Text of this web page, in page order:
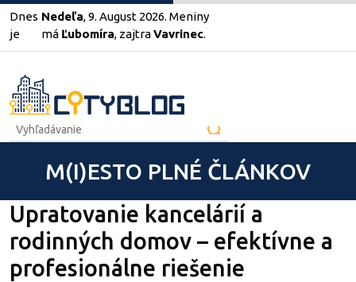
Dnes
je
Nedeľa, 9. August 2026. Meniny
má Ľubomíra, zajtraVavrinec.
M(I)ESTO PLNÉ ČLÁNKOV
Upratovanie kancelárií a
rodinných domov – efektívne a
profesionálne riešenie